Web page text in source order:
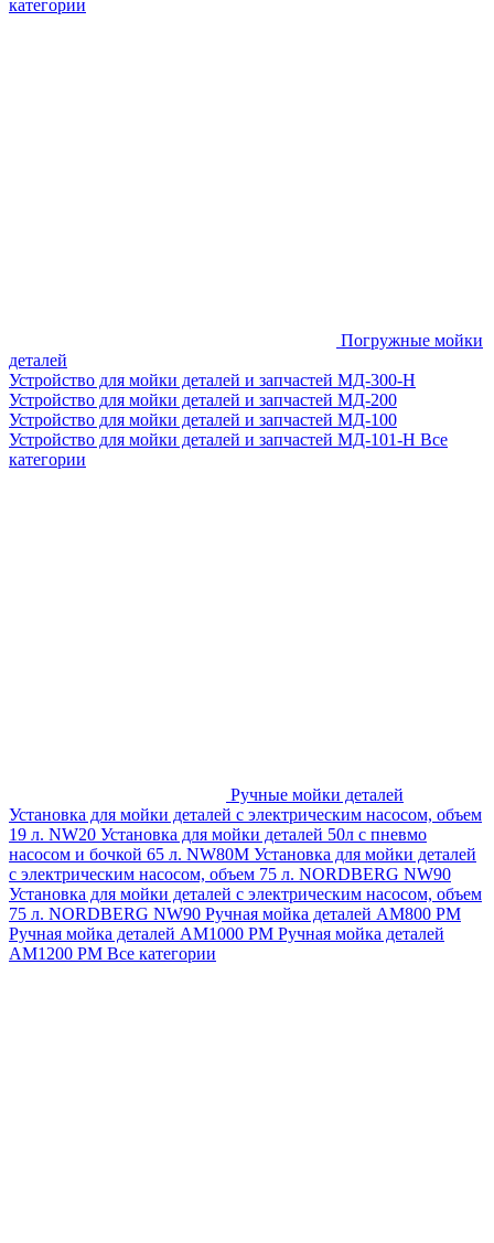
категории
Погружные мойки
деталей
Устройство для мойки деталей и запчастей МД-300-H
Устройство для мойки деталей и запчастей МД-200
Устройство для мойки деталей и запчастей МД-100
Устройство для мойки деталей и запчастей МД-101-Н Все
категории
Ручные мойки деталей
Установка для мойки деталей с электрическим насосом, объем
19 л. NW20 Установка для мойки деталей 50л с пневмо
насосом и бочкой 65 л. NW80M Установка для мойки деталей
с электрическим насосом, объем 75 л. NORDBERG NW90
Установка для мойки деталей с электрическим насосом, объем
75 л. NORDBERG NW90 Ручная мойка деталей АМ800 РМ
Ручная мойка деталей АМ1000 РМ Ручная мойка деталей
АМ1200 РМ Все категории